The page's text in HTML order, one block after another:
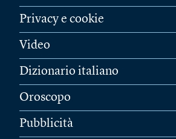
Privacy e cookie
Video
Dizionario italiano
Oroscopo
Pubblicità